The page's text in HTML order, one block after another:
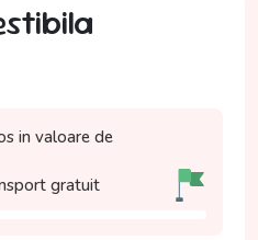
in valoare de
gratuit